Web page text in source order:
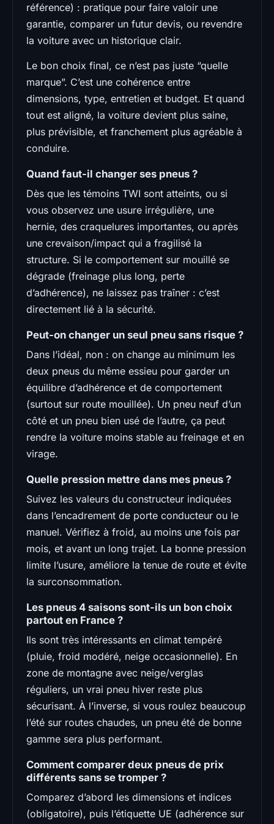
référence) : pratique pour faire valoir une
garantie, comparer un futur devis, ou revendre
la voiture avec un historique clair.
Le bon choix final, ce n’est pas juste “quelle
marque”. C’est une cohérence entre
dimensions, type, entretien et budget. Et quand
tout est aligné, la voiture devient plus saine,
plus prévisible, et franchement plus agréable à
conduire.
Quand faut-il changer ses pneus ?
Dès que les témoins TWI sont atteints, ou si
vous observez une usure irrégulière, une
hernie, des craquelures importantes, ou après
une crevaison/impact qui a fragilisé la
structure. Si le comportement sur mouillé se
dégrade (freinage plus long, perte
d’adhérence), ne laissez pas traîner : c’est
directement lié à la sécurité.
Peut-on changer un seul pneu sans risque ?
Dans l’idéal, non : on change au minimum les
deux pneus du même essieu pour garder un
équilibre d’adhérence et de comportement
(surtout sur route mouillée). Un pneu neuf d’un
côté et un pneu bien usé de l’autre, ça peut
rendre la voiture moins stable au freinage et en
virage.
Quelle pression mettre dans mes pneus ?
Suivez les valeurs du constructeur indiquées
dans l’encadrement de porte conducteur ou le
manuel. Vérifiez à froid, au moins une fois par
mois, et avant un long trajet. La bonne pression
limite l’usure, améliore la tenue de route et évite
la surconsommation.
Les pneus 4 saisons sont-ils un bon choix
partout en France ?
Ils sont très intéressants en climat tempéré
(pluie, froid modéré, neige occasionnelle). En
zone de montagne avec neige/verglas
réguliers, un vrai pneu hiver reste plus
sécurisant. À l’inverse, si vous roulez beaucoup
l’été sur routes chaudes, un pneu été de bonne
gamme sera plus performant.
Comment comparer deux pneus de prix
différents sans se tromper ?
Comparez d’abord les dimensions et indices
(obligatoire), puis l’étiquette UE (adhérence sur